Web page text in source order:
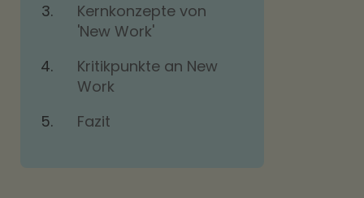
Kernkonzepte von
'New Work'
Kritikpunkte an New
Work
Fazit